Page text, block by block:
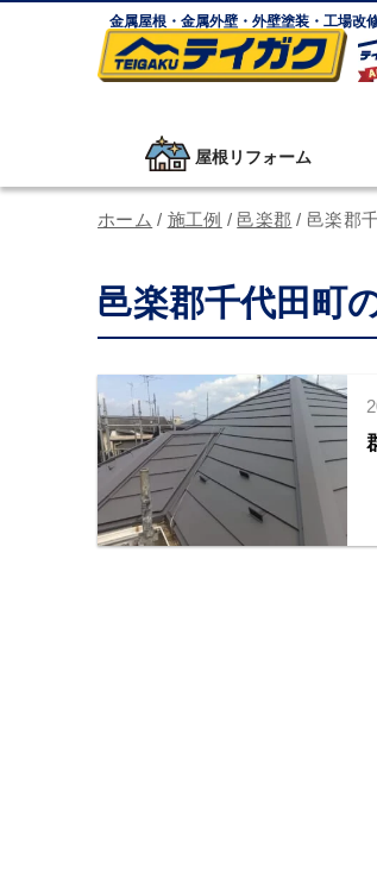
金属屋根・金属外壁・外壁塗装・工場改
屋根リフォーム
ホーム / 施工例 / 邑楽郡 / 邑楽郡
邑楽郡千代田町